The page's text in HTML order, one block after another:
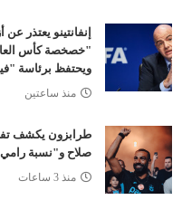
إنفانتينو يعتذر عن
"خصخصة كأس
ويحتفظ برئاسة
منذ ساعتين
طرابزون يكشف
صلاح و"نسبة
منذ 3 ساعات